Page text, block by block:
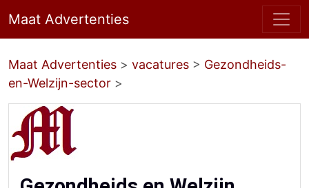
Maat Advertenties
Maat Advertenties > vacatures > Gezondheids-
en-Welzijn-sector >